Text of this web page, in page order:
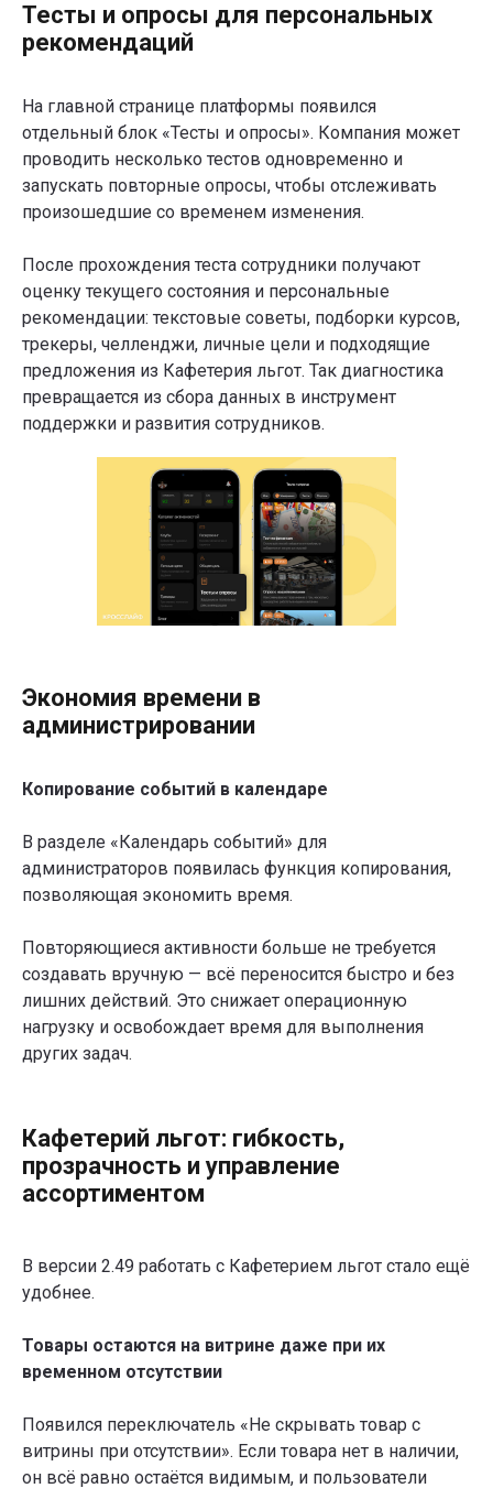
Тесты и опросы для персональных
рекомендаций
На главной странице платформы появился
отдельный блок «Тесты и опросы». Компания может
проводить несколько тестов одновременно и
запускать повторные опросы, чтобы отслеживать
произошедшие со временем изменения.
После прохождения теста сотрудники получают
оценку текущего состояния и персональные
рекомендации: текстовые советы, подборки курсов,
трекеры, челленджи, личные цели и подходящие
предложения из Кафетерия льгот. Так диагностика
превращается из сбора данных в инструмент
поддержки и развития сотрудников.
Экономия времени в
администрировании
Копирование событий в календаре
В разделе «Календарь событий» для
администраторов появилась функция копирования,
позволяющая экономить время.
Повторяющиеся активности больше не требуется
создавать вручную — всё переносится быстро и без
лишних действий. Это снижает операционную
нагрузку и освобождает время для выполнения
других задач.
Кафетерий льгот: гибкость,
прозрачность и управление
ассортиментом
В версии 2.49 работать с Кафетерием льгот стало ещё
удобнее.
Товары остаются на витрине даже при их
временном отсутствии
Появился переключатель «Не скрывать товар с
витрины при отсутствии». Если товара нет в наличии,
он всё равно остаётся видимым, и пользователи